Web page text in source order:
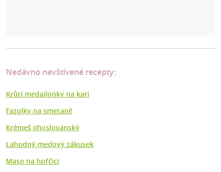
Nedávno navštívené recepty:
Krůtí medailonky na kari
Fazolky na smetaně
Krémeš jihoslovanský
Lahodný medový zákusek
Maso na hořčici